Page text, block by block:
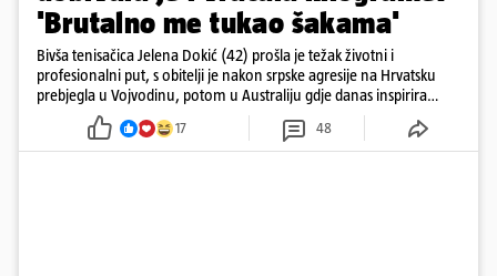
'Brutalno me tukao šakama'
Bivša tenisačica Jelena Dokić (42) prošla je težak životni i
profesionalni put, s obitelji je nakon srpske agresije na Hrvatsku
prebjegla u Vojvodinu, potom u Australiju gdje danas inspirira
17 48